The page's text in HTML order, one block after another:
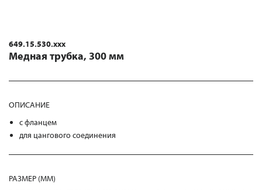
649.15.530.xxx
Медная трубка, 300 мм
ОПИСАНИЕ
с фланцем
для цангового соединения
РАЗМЕР (MM)